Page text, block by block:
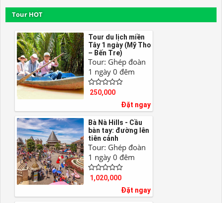
Tour HOT
Tour du lịch miền
Tây 1 ngày (Mỹ Tho
– Bến Tre)
Tour: Ghép đoàn
1 ngày 0 đêm
250,000
Đặt ngay
Bà Nà Hills - Cầu
bàn tay: đường lên
tiên cảnh
Tour: Ghép đoàn
1 ngày 0 đêm
1,020,000
Đặt ngay